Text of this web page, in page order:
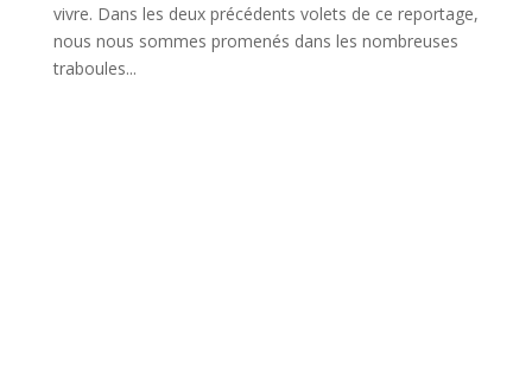
vivre. Dans les deux précédents volets de ce reportage,
nous nous sommes promenés dans les nombreuses
traboules...